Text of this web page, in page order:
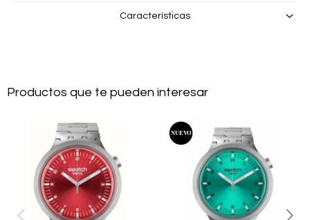
Características
Productos que te pueden interesar